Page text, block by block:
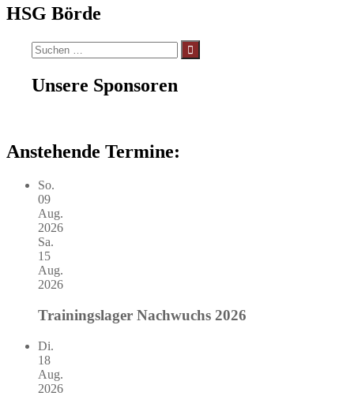
HSG Börde
Suchen
nach:
Unsere Sponsoren
Anstehende Termine:
So.
09
Aug.
2026
Sa.
15
Aug.
2026
Trainingslager Nachwuchs 2026
Di.
18
Aug.
2026